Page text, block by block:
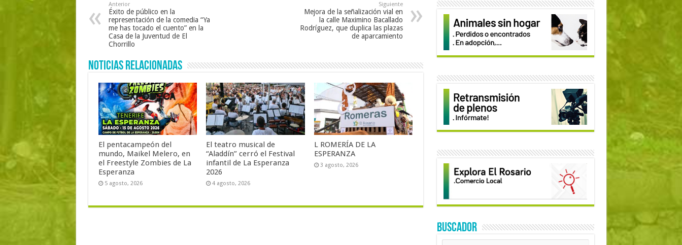
Anterior
Éxito de público en la
representación de la comedia “Ya
me has tocado el cuento” en la
Casa de la Juventud de El
Chorrillo
Siguiente
Mejora de la señalización vial en
la calle Maximino Bacallado
Rodríguez, que duplica las plazas
de aparcamiento
Noticias Relacionadas
El pentacampeón del
mundo, Maikel Melero, en
el Freestyle Zombies de La
Esperanza
5 agosto, 2026
El teatro musical de
“Aladdín” cerró el Festival
infantil de La Esperanza
2026
4 agosto, 2026
L ROMERÍA DE LA
ESPERANZA
3 agosto, 2026
BUSCADOR